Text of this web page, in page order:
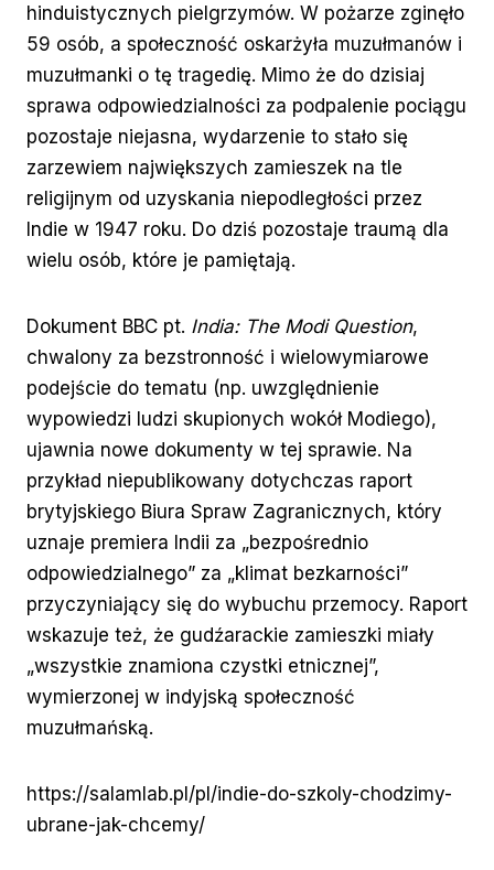
hinduistycznych pielgrzymów. W pożarze zginęło
59 osób, a społeczność oskarżyła muzułmanów i
muzułmanki o tę tragedię. Mimo że do dzisiaj
sprawa odpowiedzialności za podpalenie pociągu
pozostaje niejasna, wydarzenie to stało się
zarzewiem największych zamieszek na tle
religijnym od uzyskania niepodległości przez
Indie w 1947 roku. Do dziś pozostaje traumą dla
wielu osób, które je pamiętają.
Dokument BBC pt. India: The Modi Question,
chwalony za bezstronność i wielowymiarowe
podejście do tematu (np. uwzględnienie
wypowiedzi ludzi skupionych wokół Modiego),
ujawnia nowe dokumenty w tej sprawie. Na
przykład niepublikowany dotychczas raport
brytyjskiego Biura Spraw Zagranicznych, który
uznaje premiera Indii za „bezpośrednio
odpowiedzialnego” za „klimat bezkarności”
przyczyniający się do wybuchu przemocy. Raport
wskazuje też, że gudźarackie zamieszki miały
„wszystkie znamiona czystki etnicznej”,
wymierzonej w indyjską społeczność
muzułmańską.
https://salamlab.pl/pl/indie-do-szkoly-chodzimy-
ubrane-jak-chcemy/